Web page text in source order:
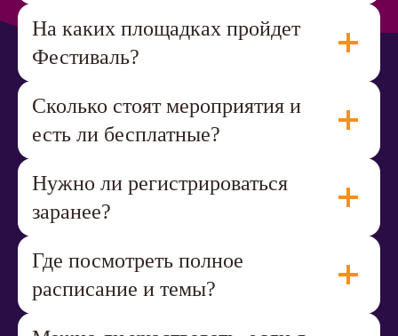
На каких площадках пройдет
Фестиваль?
Сколько стоят мероприятия и
есть ли бесплатные?
Нужно ли регистрироваться
заранее?
Где посмотреть полное
расписание и темы?